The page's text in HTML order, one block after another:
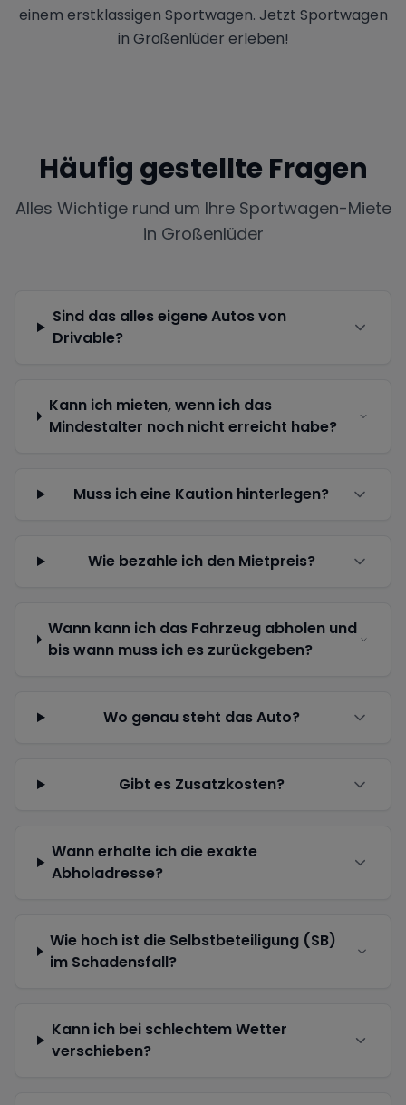
einem erstklassigen Sportwagen. Jetzt Sportwagen
in Großenlüder erleben!
Häufig gestellte Fragen
Alles Wichtige rund um Ihre Sportwagen-Miete
in Großenlüder
Sind das alles eigene Autos von
Drivable?
Kann ich mieten, wenn ich das
Mindestalter noch nicht erreicht habe?
Muss ich eine Kaution hinterlegen?
Wie bezahle ich den Mietpreis?
Wann kann ich das Fahrzeug abholen und
bis wann muss ich es zurückgeben?
Wo genau steht das Auto?
Gibt es Zusatzkosten?
Wann erhalte ich die exakte
Abholadresse?
Wie hoch ist die Selbstbeteiligung (SB)
im Schadensfall?
Kann ich bei schlechtem Wetter
verschieben?